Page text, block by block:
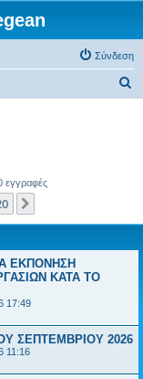
Σύνδεση
εγγραφές
ΕΚΠΟΝΗΣΗ
ΚΑΤΑ ΤΟ
17:49
ΣΕΠΤΕΜΒΡΙΟΥ 2026
11:16